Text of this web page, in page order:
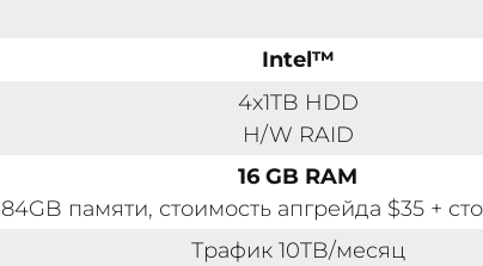
Intel™
4x1TB HDD
H/W RAID
16 GB RAM
памяти, стоимость апгрейда $35 +
Трафик 10TB/месяц